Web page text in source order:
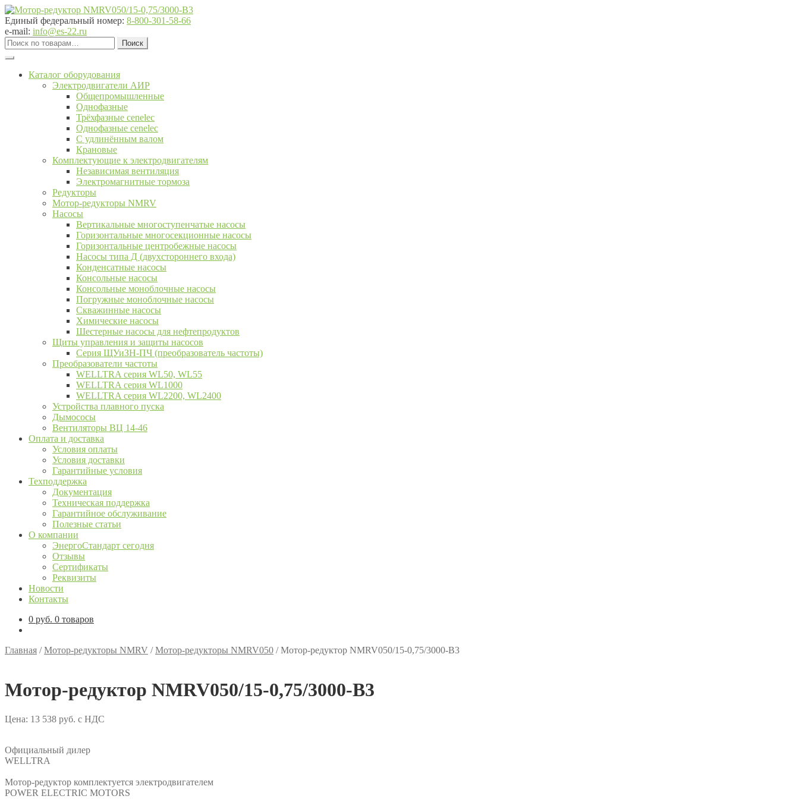
Перейти
к
навигации
Перейти
к
содержимому
Единый федеральный номер: 8-800-301-58-66
e-mail: info@es-22.ru
Искать:
Поиск
Каталог оборудования
Электродвигатели АИР
Общепромышленные
Однофазные
Трёхфазные cenelec
Однофазные cenelec
С удлинённым валом
Крановые
Комплектующие к электродвигателям
Независимая вентиляция
Электромагнитные тормоза
Редукторы
Мотор-редукторы NMRV
Насосы
Вертикальные многоступенчатые насосы
Горизонтальные многосекционные насосы
Горизонтальные центробежные насосы
Насосы типа Д (двухстороннего входа)
Конденсатные насосы
Консольные насосы
Консольные моноблочные насосы
Погружные моноблочные насосы
Скважинные насосы
Химические насосы
Шестерные насосы для нефтепродуктов
Щиты управления и защиты насосов
Серия ЩУиЗН-ПЧ (преобразователь частоты)
Преобразователи частоты
WELLTRA cерия WL50, WL55
WELLTRA cерия WL1000
WELLTRA серия WL2200, WL2400
Устройства плавного пуска
Дымососы
Вентиляторы ВЦ 14-46
Оплата и доставка
Условия оплаты
Условия доставки
Гарантийные условия
Техподдержка
Документация
Техническая поддержка
Гарантийное обслуживание
Полезные статьи
О компании
ЭнергоСтандарт сегодня
Отзывы
Сертификаты
Реквизиты
Новости
Контакты
0 руб. 0 товаров
Главная /Мотор-редукторы NMRV /Мотор-редукторы NMRV050 /Мотор-редуктор NMRV050/15-0,75/3000-B3
Мотор-редуктор NMRV050/15-0,75/3000-B3
Цена: 13 538 руб. с НДС
Официальный дилер
WELLTRA
Мотор-редуктор комплектуется электродвигателем
POWER ELECTRIC MOTORS